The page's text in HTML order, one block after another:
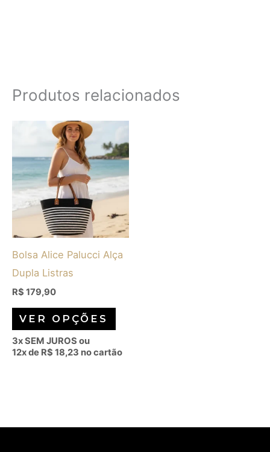
Produtos relacionados
Bolsa Alice Palucci Alça
Dupla Listras
R$ 179,90
VER OPÇÕES
produto
As
opções
podem
na
página
do
3x SEM JUROS ou
12x de R$ 18,23 no cartão